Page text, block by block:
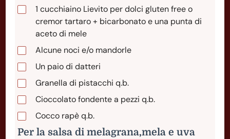
1 cucchiaino Lievito per dolci gluten free o
cremor tartaro + bicarbonato e una punta di
aceto di mele
Alcune noci e/o mandorle
Un paio di datteri
Granella di pistacchi q.b.
Cioccolato fondente a pezzi q.b.
Cocco rapè q.b.
Per la salsa di melagrana,mela e uva